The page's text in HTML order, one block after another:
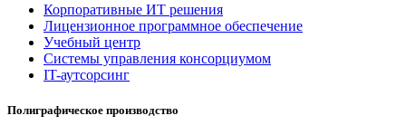
Корпоративные ИТ решения
Лицензионное программное обеспечение
Учебный центр
Системы управления консорциумом
IT-аутсорсинг
Полиграфическое производство